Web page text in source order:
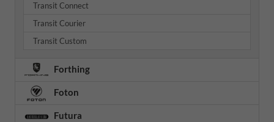
Transit Connect
Transit Courier
Transit Custom
Forthing
Foton
Futura